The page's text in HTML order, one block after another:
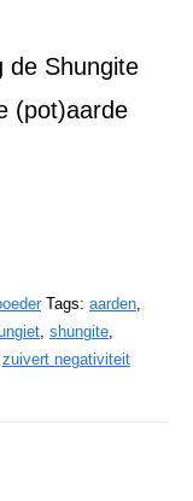
de Shungite
(pot)aarde
Tags: aarden,
, shungite,
zuivert negativiteit